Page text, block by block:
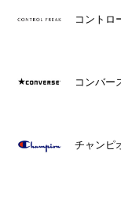
コントロ
コンバー
チャンピ